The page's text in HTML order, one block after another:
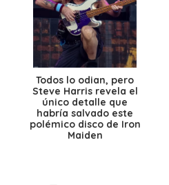
Todos lo odian, pero
Steve Harris revela el
único detalle que
habría salvado este
polémico disco de Iron
Maiden